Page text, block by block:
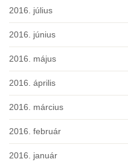
2016. július
2016. június
2016. május
2016. április
2016. március
2016. február
2016. január